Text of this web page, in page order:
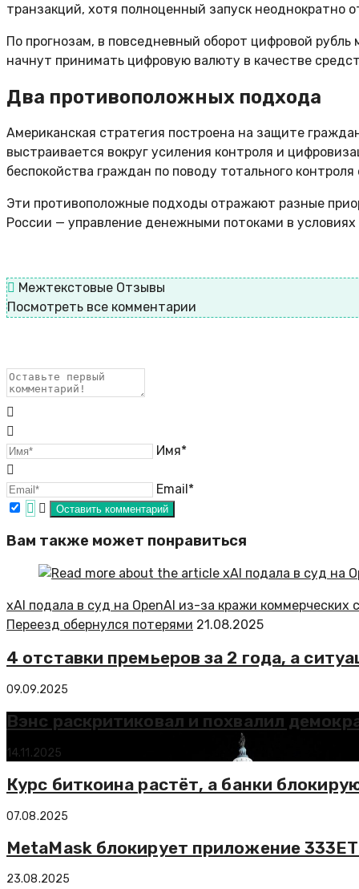
транзакций, хотя полноценный запуск неоднократно
По прогнозам, в повседневный оборот цифровой
начнут принимать цифровую валюту в качестве
Два противоположных подхода
Американская стратегия построена на защите
выстраивается вокруг усиления контроля и
беспокойства граждан по поводу тотального
Эти противоположные подходы отражают разные
России — управление денежными потоками в
Межтекстовые Отзывы
Посмотреть все комментарии
Имя*
Email*
Вам также может понравиться
xAI подала в суд на OpenAI из-за кражи коммерческих
Переезд обернулся потерями 21.08.2025
4 отставки премьеров за 2 года, а
09.09.2025
Вэнс раскритиковал и похвалил
14.11.2025
Курс биткоина растёт, а банки
07.08.2025
MetaMask блокирует приложение
23.08.2025